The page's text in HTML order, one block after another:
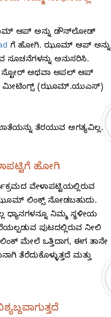
ಆಪ್‌ ಅನ್ನು ಡೌನ್‌ಲೋಡ್‌
ಗೆ ಹೋಗಿ. ಝೂಮ್‌ ಆಪ್ ಅನ್ನು
ಅನುಸರಿಸಿ.
ಸ್ಟೋರ್‌ ಅಥವಾ ಆಪಲ್‌ ಆಪ್‌
ಮೀಟಿಂಗ್ಸ್‌ (ಝೂಮ್‌.ಯುಎಸ್‌)
ತೆರಯುವ ಅಗತ್ಯವಿಲ್ಲ.
ಹೋಗಿ
ವೇಳಾಪಟ್ಟಿಯಲ್ಲಿರುವ
ಝೂಮ್‌ ಲಿಂಕ್ಸ್‌ ನೋಡಬಹುದು.
ಧ್ಯಾನಗಳನ್ನೂ ನಿಮ್ಮ ಸ್ಥಳೀಯ
ಪುಟದಲ್ಲಿರುವ ನೀಲಿ
ಮೇಲೆ ಒತ್ತಿದಾಗ, ಈಗ ತಾನೇ
ತೆರೆದುಕೊಳ್ಳುತ್ತದೆ ಮತ್ತು